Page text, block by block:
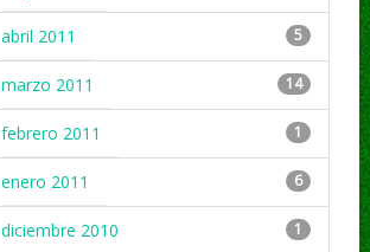
abril 2011 5
marzo 2011 14
febrero 2011 1
enero 2011 6
diciembre 2010 1